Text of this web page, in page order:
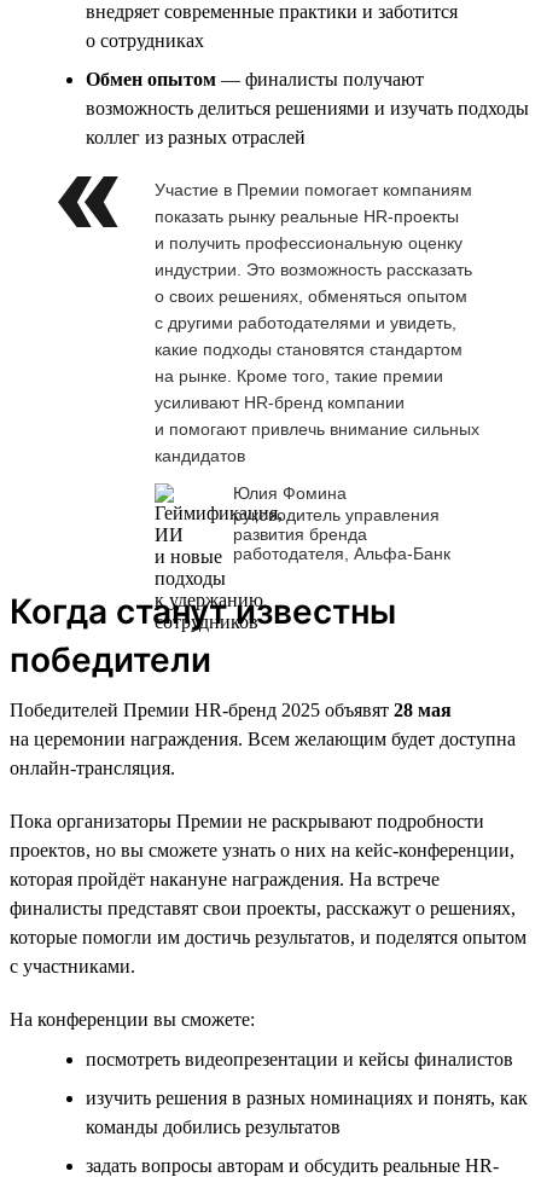
внедряет современные практики и заботится
о сотрудниках
Обмен опытом — финалисты получают
возможность делиться решениями и изучать подходы
коллег из разных отраслей
Участие в Премии помогает компаниям
показать рынку реальные HR-проекты
и получить профессиональную оценку
индустрии. Это возможность рассказать
о своих решениях, обменяться опытом
с другими работодателями и увидеть,
какие подходы становятся стандартом
на рынке. Кроме того, такие премии
усиливают HR-бренд компании
и помогают привлечь внимание сильных
кандидатов
Юлия Фомина
руководитель управления
развития бренда
работодателя, Альфа-Банк
Когда станут известны
победители
Победителей Премии HR-бренд 2025 объявят 28 мая
на церемонии награждения. Всем желающим будет доступна
онлайн-трансляция.
Пока организаторы Премии не раскрывают подробности
проектов, но вы сможете узнать о них на кейс-конференции,
которая пройдёт накануне награждения. На встрече
финалисты представят свои проекты, расскажут о решениях,
которые помогли им достичь результатов, и поделятся опытом
с участниками.
На конференции вы сможете:
посмотреть видеопрезентации и кейсы финалистов
изучить решения в разных номинациях и понять, как
команды добились результатов
задать вопросы авторам и обсудить реальные HR-